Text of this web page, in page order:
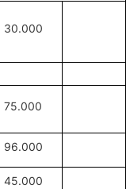
30.000
75.000
96.000
45.000